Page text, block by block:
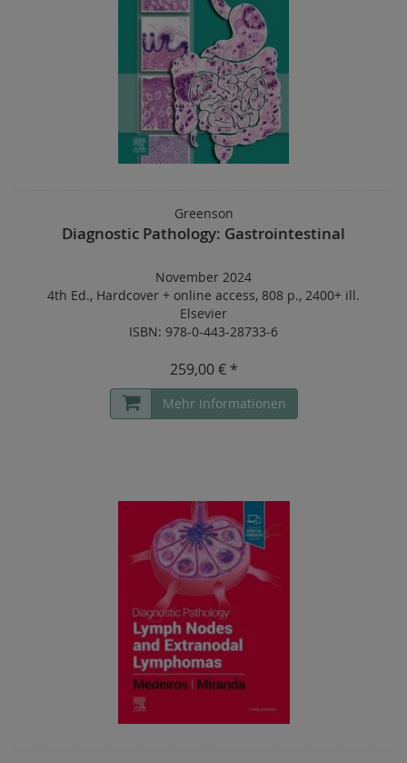
Greenson
Diagnostic Pathology: Gastrointestinal
November 2024
4th Ed., Hardcover + online access, 808 p., 2400+ ill.
Elsevier
ISBN: 978-0-443-28733-6
259,00 € *
Mehr Informationen